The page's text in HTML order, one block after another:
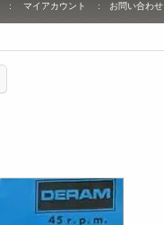
: マイアカウント : お問い合わせ